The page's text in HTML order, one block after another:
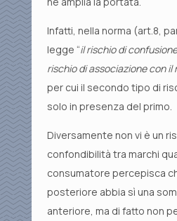
Infatti, nella norma (art.8,
legge “il rischio di
rischio di associazione con
per cui il secondo tipo di
solo in presenza del primo.
Diversamente non vi è un
confondibilità tra marchi
consumatore percepisca
posteriore abbia sì una
anteriore, ma di fatto non